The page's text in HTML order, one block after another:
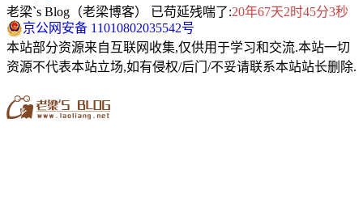
老梁`s Blog（老梁博客） 已苟延残喘了:20年67天2时45分4秒
京公网安备 11010802035542号
本站部分资源来自互联网收集,仅供用于学习和交流.本站一切
资源不代表本站立场,如有侵权/后门/不妥请联系本站站长删除.